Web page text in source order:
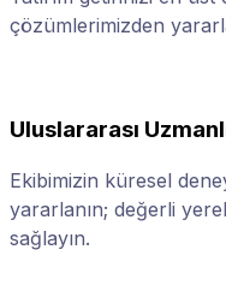
çözümlerimizden
Uluslararası
Ekibimizin küresel
yararlanın; değerli
sağlayın.